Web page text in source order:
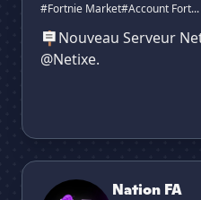
#Fortnie Market#Account Fort...
🪧Nouveau Serveur
@Netixe.
Nation FA
Nation FA